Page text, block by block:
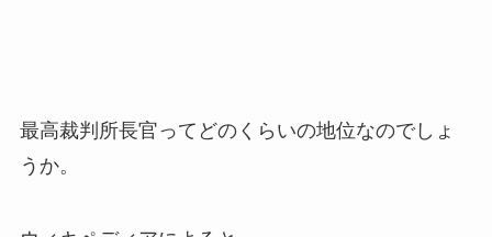
最高裁判所長官ってどのくらいの地位なのでしょ
うか。